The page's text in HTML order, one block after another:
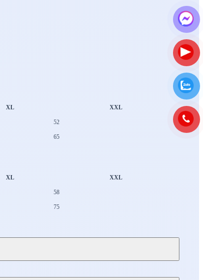
XL XXL
52
65
XL XXL
58
75